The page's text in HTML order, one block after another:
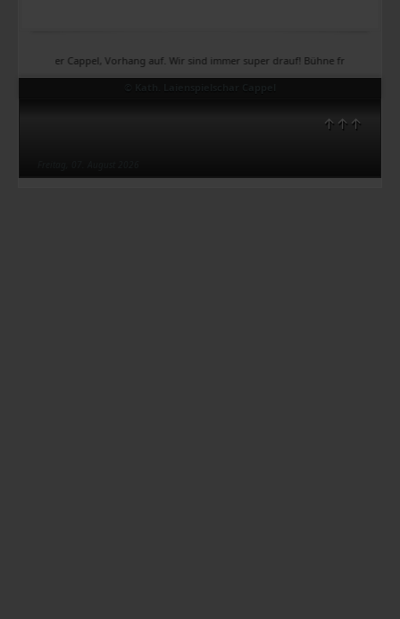
Theater Cappel, Vorhang auf. Wir sind immer super drauf! Bühne frei, Bühne
© Kath. Laienspielschar Cappel
↑↑↑